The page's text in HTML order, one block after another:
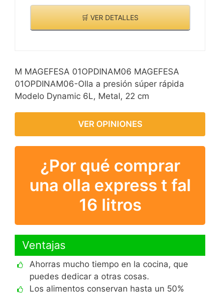
🛒 VER DETALLES
M MAGEFESA 01OPDINAM06 MAGEFESA
01OPDINAM06-Olla a presión súper rápida
Modelo Dynamic 6L, Metal, 22 cm
VER OPINIONES
¿Por qué comprar
una olla express t fal
16 litros
Ventajas
Ahorras mucho tiempo en la cocina, que
puedes dedicar a otras cosas.
Los alimentos conservan hasta un 50%